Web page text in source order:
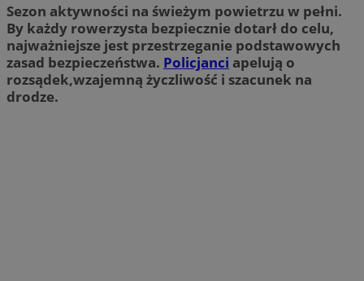
Sezon aktywności na świeżym powietrzu w pełni.
By każdy rowerzysta bezpiecznie dotarł do celu,
najważniejsze jest przestrzeganie podstawowych
zasad bezpieczeństwa. Policjanci apelują o
rozsądek,wzajemną życzliwość i szacunek na
drodze.